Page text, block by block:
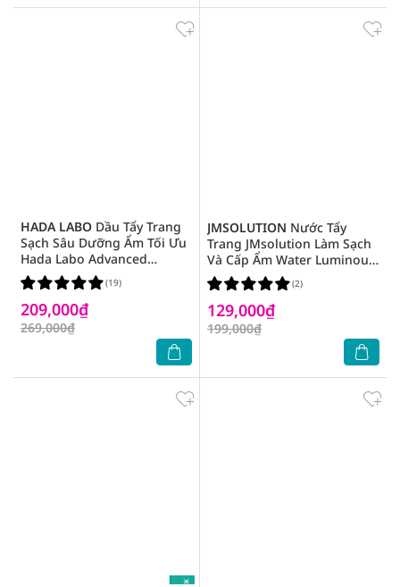
HADA LABO Dầu Tẩy Trang
Sạch Sâu Dưỡng Ẩm Tối Ưu
Hada Labo Advanced
Nourish 200ml
209,000₫
269,000₫
(19)
JMSOLUTION Nước Tẩy
Trang JMsolution Làm Sạch
Và Cấp Ẩm Water Luminous
S.O.S Ringer Cleansing
Water Black 500ml
129,000₫
199,000₫
(2)